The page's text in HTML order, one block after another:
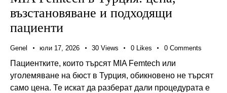
възстановяване и подходящи
пациенти
Genel юли 17, 2026 30 Views 0 Likes 0 Comments
Пациентките, които търсят MIA Femtech или
уголемяване на бюст в Турция, обикновено не търсят
само цена. Те искат да разберат дали процедурата е